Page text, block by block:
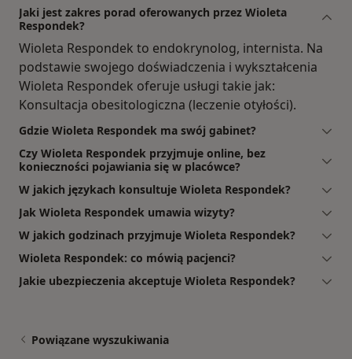
Jaki jest zakres porad oferowanych przez Wioleta
Respondek?
Wioleta Respondek to endokrynolog, internista. Na
podstawie swojego doświadczenia i wykształcenia
Wioleta Respondek oferuje usługi takie jak:
Konsultacja obesitologiczna (leczenie otyłości).
Gdzie Wioleta Respondek ma swój gabinet?
Czy Wioleta Respondek przyjmuje online, bez
konieczności pojawiania się w placówce?
W jakich językach konsultuje Wioleta Respondek?
Jak Wioleta Respondek umawia wizyty?
W jakich godzinach przyjmuje Wioleta Respondek?
Wioleta Respondek: co mówią pacjenci?
Jakie ubezpieczenia akceptuje Wioleta Respondek?
Powiązane wyszukiwania